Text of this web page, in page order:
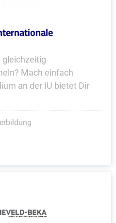
gleichzeitig
Mach einfach
an der IU bietet Dir